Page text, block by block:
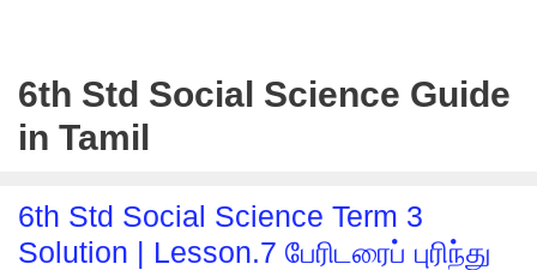
6th Std Social Science Guide
in Tamil
6th Std Social Science Term 3
Solution | Lesson.7 பேரிடரைப் புரிந்து